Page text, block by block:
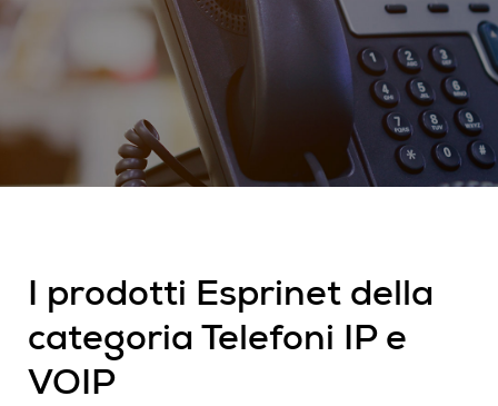
I prodotti Esprinet della
categoria Telefoni IP e
VOIP